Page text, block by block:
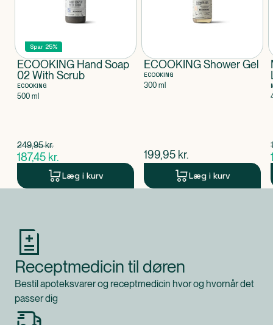
Spar 25%
ECOOKING Hand Soap
02 With Scrub
ECOOKING
500 ml
$gammel pris
249,95kr.
Spar 62,50 kr.
$nuværende pris
187,45 kr.
Læg i kurv
ECOOKING Shower Gel
ECOOKING
300 ml
$nuværende pris
199,95 kr.
Læg i kurv
Receptmedicin til døren
Bestil apoteksvarer og receptmedicin hvor og hvornår det
passer dig